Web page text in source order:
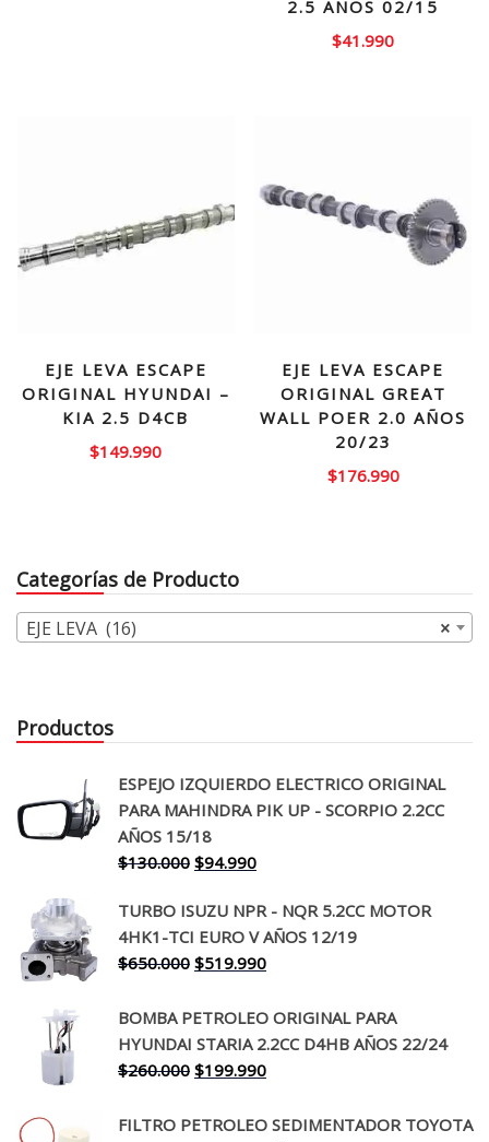
2.5 AÑOS 02/15
$41.990
EJE LEVA ESCAPE
ORIGINAL HYUNDAI –
KIA 2.5 D4CB
$149.990
EJE LEVA ESCAPE
ORIGINAL GREAT
WALL POER 2.0 AÑOS
20/23
$176.990
Categorías de Producto
×
EJE LEVA (16)
Productos
ESPEJO IZQUIERDO ELECTRICO ORIGINAL
PARA MAHINDRA PIK UP - SCORPIO 2.2CC
AÑOS 15/18
$130.000 El
original
era:
$130.000.
$94.990El
actual
es:
$94.990.
TURBO ISUZU NPR - NQR 5.2CC MOTOR
4HK1-TCI EURO V AÑOS 12/19
$650.000 El
original
era:
$650.000.
$519.990El
actual
es:
$519.990.
BOMBA PETROLEO ORIGINAL PARA
HYUNDAI STARIA 2.2CC D4HB AÑOS 22/24
$260.000 El
original
$199.990El
actual
FILTRO PETROLEO SEDIMENTADOR TOYOTA